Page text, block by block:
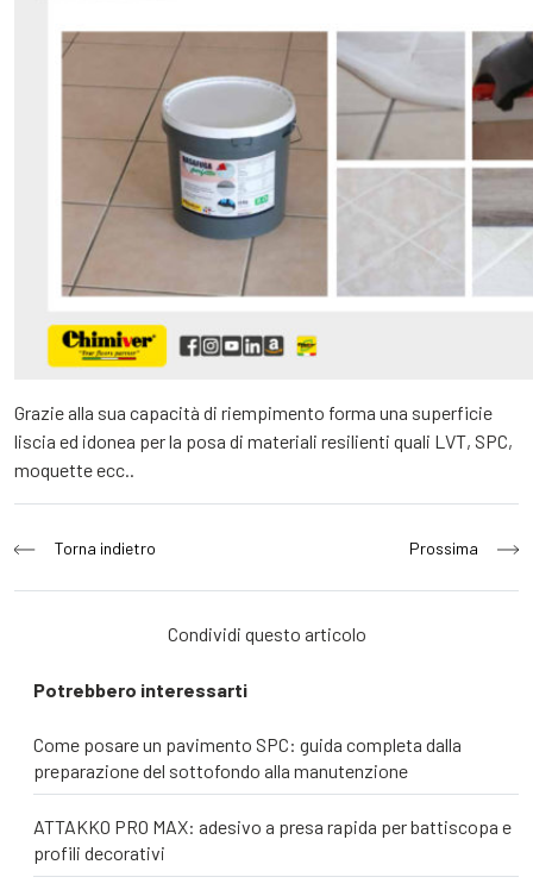
Grazie alla sua capacità di riempimento forma una superficie
liscia ed idonea per la posa di materiali resilienti quali LVT, SPC,
moquette ecc..
Navigazione
articoli
Torna indietro Prossima
Condividi questo articolo
Potrebbero interessarti
Come posare un pavimento SPC: guida completa dalla
preparazione del sottofondo alla manutenzione
ATTAKKO PRO MAX: adesivo a presa rapida per battiscopa e
profili decorativi